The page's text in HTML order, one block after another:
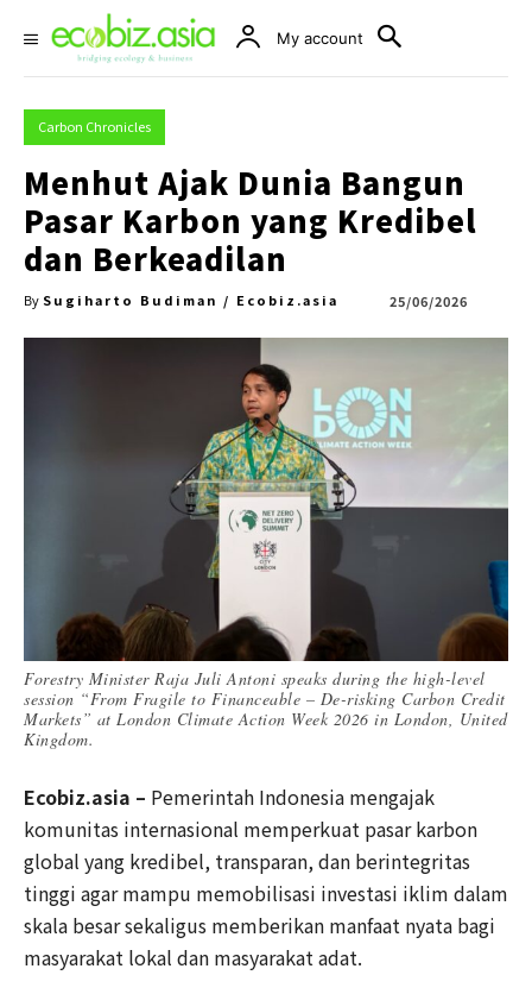
My account
Carbon Chronicles
Menhut Ajak Dunia Bangun
Pasar Karbon yang Kredibel
dan Berkeadilan
By Sugiharto Budiman / Ecobiz.asia 25/06/2026
Forestry Minister Raja Juli Antoni speaks during the high-level
session “From Fragile to Financeable – De-risking Carbon Credit
Markets” at London Climate Action Week 2026 in London, United
Kingdom.
Ecobiz.asia – Pemerintah Indonesia mengajak
komunitas internasional memperkuat pasar karbon
global yang kredibel, transparan, dan berintegritas
tinggi agar mampu memobilisasi investasi iklim dalam
skala besar sekaligus memberikan manfaat nyata bagi
masyarakat lokal dan masyarakat adat.